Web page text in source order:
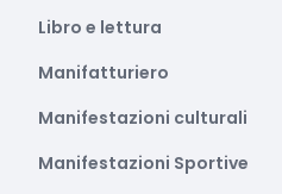
Libro e lettura
Manifatturiero
Manifestazioni culturali
Manifestazioni Sportive